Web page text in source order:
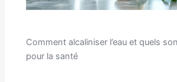
Comment alcaliniser l’eau et quels
pour la santé